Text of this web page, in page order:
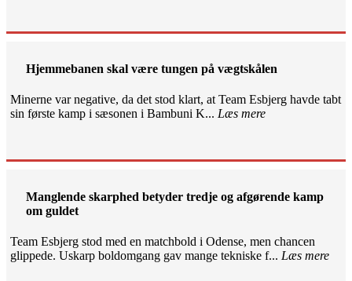
Hjemmebanen skal være tungen på vægtskålen
Minerne var negative, da det stod klart, at Team Esbjerg havde tabt
sin første kamp i sæsonen i Bambuni K... Læs mere
Manglende skarphed betyder tredje og afgørende kamp
om guldet
Team Esbjerg stod med en matchbold i Odense, men chancen
glippede. Uskarp boldomgang gav mange tekniske f... Læs mere